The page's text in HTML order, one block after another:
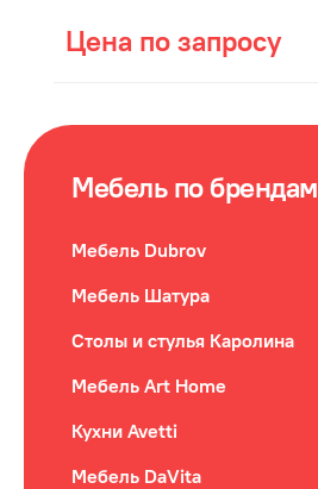
Цена по запросу
Мебель по брендам
Мебель Dubrov
Мебель Шатура
Столы и стулья Каролина
Мебель Art Home
Кухни Avetti
Мебель DaVita